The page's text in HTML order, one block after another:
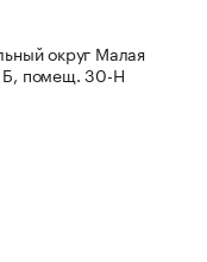
округ Малая
Б, помещ. 30-Н